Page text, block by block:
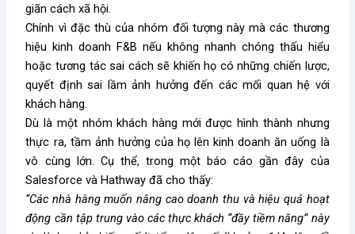
giãn cách xã hội.
Chính vì đặc thù của nhóm đối tượng này mà các thương
hiệu kinh doanh F&B nếu không nhanh chóng thấu hiểu
hoặc tương tác sai cách sẽ khiến họ có những chiến lược,
quyết định sai lầm ảnh hưởng đến các mối quan hệ với
khách hàng.
Dù là một nhóm khách hàng mới được hình thành nhưng
thực ra, tầm ảnh hưởng của họ lên kinh doanh ăn uống là
vô cùng lớn. Cụ thể, trong một báo cáo gần đây của
Salesforce và Hathway đã cho thấy:
“Các nhà hàng muốn nâng cao doanh thu và hiệu quả hoạt
động cần tập trung vào các thực khách “đầy tiềm năng” này